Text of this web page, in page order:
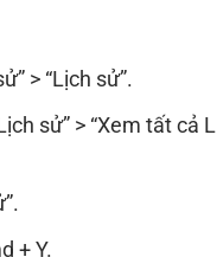
> “Lịch sử”.
sử” > “Xem tất cả
+ Y.